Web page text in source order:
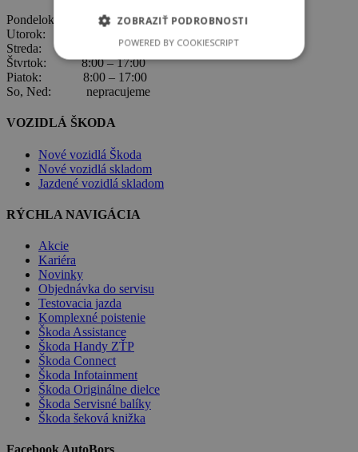
Pondelok: 8:00 – 17:00
Utorok: 8:00 – 17:00
Streda: 8:00 – 17:00
Štvrtok: 8:00 – 17:00
Piatok: 8:00 – 17:00
So, Ned: nepracujeme
VOZIDLÁ ŠKODA
Nové vozidlá Škoda
Nové vozidlá skladom
Jazdené vozidlá skladom
RÝCHLA NAVIGÁCIA
Akcie
Kariéra
Novinky
Objednávka do servisu
Testovacia jazda
Komplexné poistenie
Škoda Assistance
Škoda Handy ZŤP
Škoda Connect
Škoda Infotainment
Škoda Originálne dielce
Škoda Servisné balíky
Škoda šeková knižka
ZOBRAZIŤ PODROBNOSTI
POWERED BY COOKIESCRIPT